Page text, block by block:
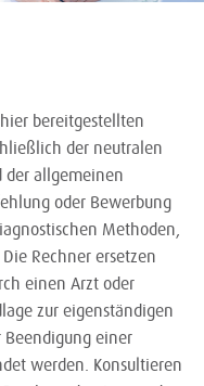
bereitgestellten
der neutralen
der allgemeinen
oder Bewerbung
Methoden,
Rechner ersetzen
einen Arzt oder
zur eigenständigen
Beendigung einer
werden. Konsultieren